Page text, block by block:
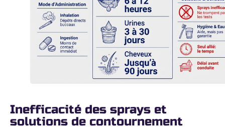
Inefficacité des sprays et
solutions de contournement